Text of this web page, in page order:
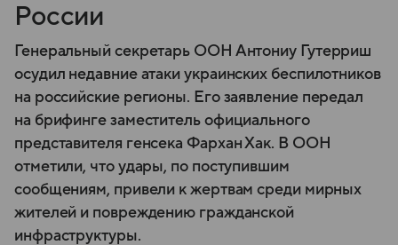
России
Генеральный секретарь ООН Антониу Гутерриш
осудил недавние атаки украинских беспилотников
на российские регионы. Его заявление передал
на брифинге заместитель официального
представителя генсека Фархан Хак. В ООН
отметили, что удары, по поступившим
сообщениям, привели к жертвам среди мирных
жителей и повреждению гражданской
инфраструктуры.